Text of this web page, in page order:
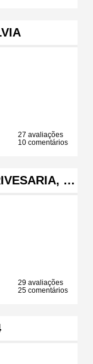
27 avaliações
10 comentários
…
29 avaliações
25 comentários